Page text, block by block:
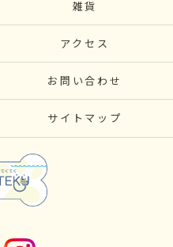
雑貨
アクセス
お問い合わせ
サイトマップ